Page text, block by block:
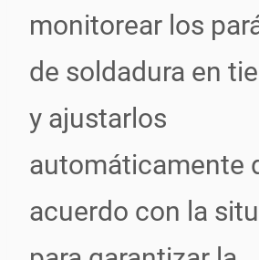
monitorear los
de soldadura en
y ajustarlos
automáticamente
acuerdo con la